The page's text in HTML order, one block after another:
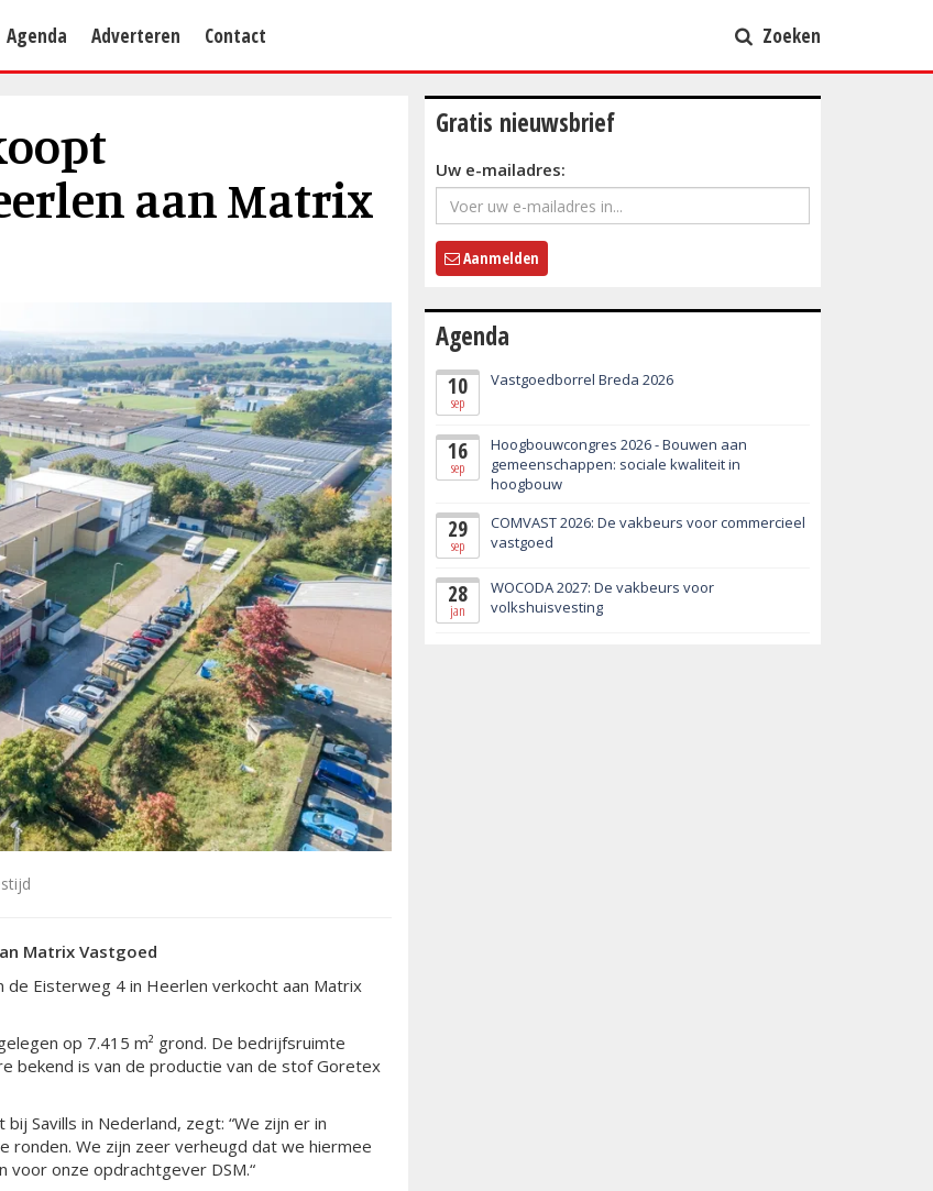
Agenda Adverteren Contact Zoeken
aan Matrix
Matrix Vastgoed
de Eisterweg 4 in Heerlen verkocht aan Matrix
op 7.415 m² grond. De bedrijfsruimte
bekend is van de productie van de stof Goretex
Savills in Nederland, zegt: “We zijn er in
ronden. We zijn zeer verheugd dat we hiermee
voor onze opdrachtgever DSM.“
Gratis nieuwsbrief
Uw e-mailadres:
Aanmelden
Agenda
10
sep
Vastgoedborrel Breda 2026
16
sep
Hoogbouwcongres 2026 - Bouwen aan
gemeenschappen: sociale kwaliteit in
hoogbouw
29
sep
COMVAST 2026: De vakbeurs voor commercieel
vastgoed
28
jan
WOCODA 2027: De vakbeurs voor
volkshuisvesting